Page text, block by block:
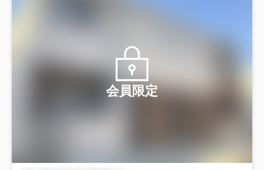
会員限定